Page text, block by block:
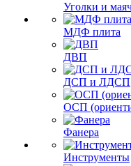
Уголки и
МДФ плита
ДВП
ДСП и ЛДСП
ОСП
Фанера
Инструменты